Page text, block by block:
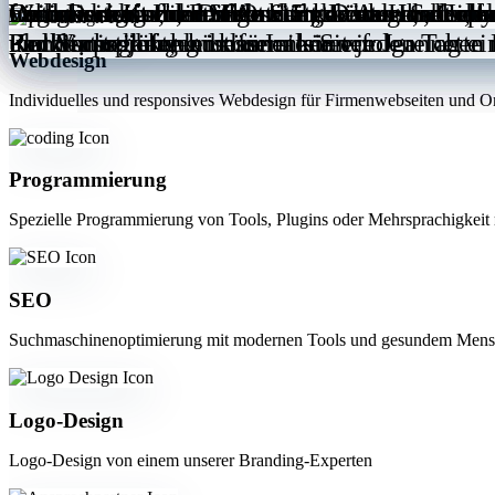
Webmelodien, die nicht nur das Auge,
Optimierung Ihrer Webseite, sodass Ihre
Funktionsprüfung ist für einen
Leidenschaft für strukturierte Daten und
Platzierungen.
Organisatorische Dinge klärt er im
Kundenprojekte kümmern können.
Leidenschaft zum SEO war geboren. Seit
und Statistiken, um das Internet jeden Tag
Fähigkeiten und den Antrieb, Leuten zu
und Vorstellungen besser als Sie.
für unsere Kunden. Ihre Stärke ist es dabei,
Rechtschreibfehler können sie vor Jeannette
nach Designern, Frontend Entwicklern,
Webdesign
Individuelles und responsives Webdesign für Firmenwebseiten und
Programmierung
Spezielle Programmierung von Tools, Plugins oder Mehrsprachigkeit
SEO
Suchmaschinenoptimierung mit modernen Tools und gesundem
Logo-Design
Logo-Design von einem unserer Branding-Experten